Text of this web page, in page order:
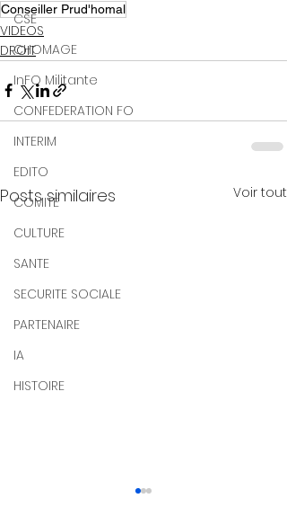
CSE
CHOMAGE
InFO Militante
CONFEDERATION FO
INTERIM
EDITO
COMITE
CULTURE
SANTE
SECURITE SOCIALE
PARTENAIRE
IA
HISTOIRE
Conseiller Prud'homal
VIDEOS
DROIT
Posts similaires Voir tout